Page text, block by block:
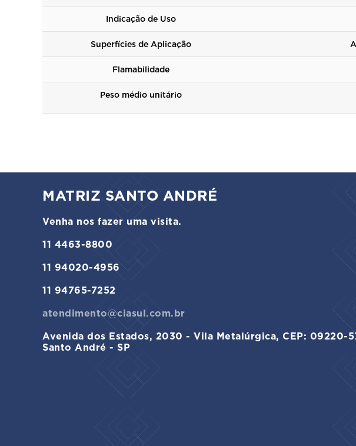
Indicação de Uso
Superfícies de Aplicação
Flamabilidade
Peso médio unitário
MATRIZ SANTO ANDRÉ
Venha nos fazer uma visita.
11 4463-8800
11 94020-4956
11 94765-7252
atendimento@ciasul.com.br
Avenida dos Estados, 2030 - Vila Metalúrgica, CEP: 09220-
Santo André - SP